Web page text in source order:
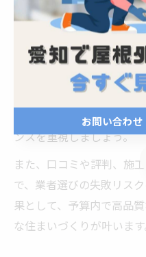
域特性を活かした提案を
上の価値を感じられるこ
実際、過去のリフォーム
で、施工後の対応も丁寧
声が多く聞かれます。価
ービスや保証内容も比較
ンスを重視しましょう。
また、口コミや評判、施
で、業者選びの失敗リス
果として、予算内で高品
な住まいづくりが叶います
お問い合わ
お問い合わ